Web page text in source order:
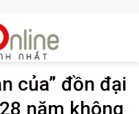
của” đồn đại
năm không